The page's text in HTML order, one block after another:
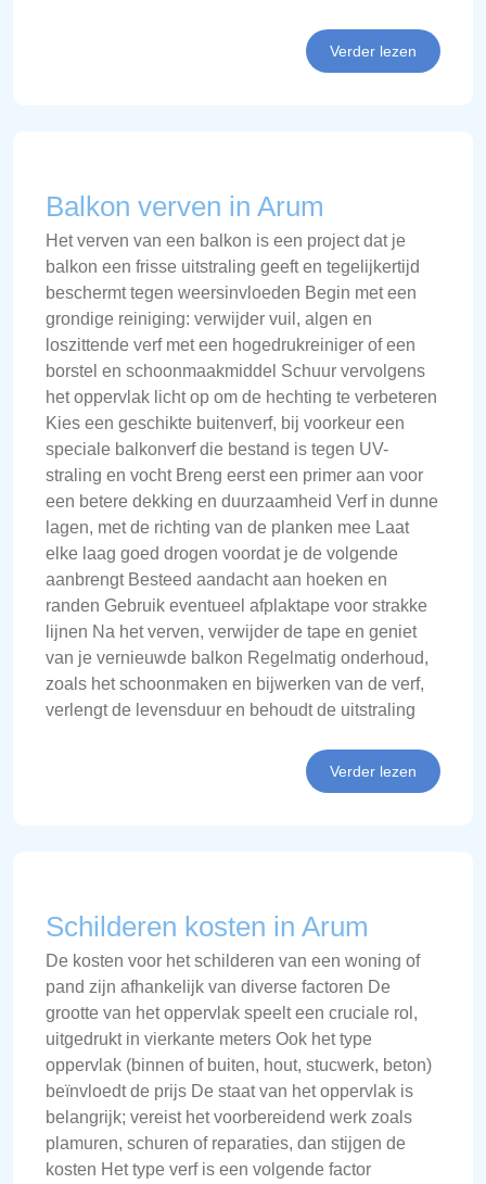
Verder lezen
Balkon verven in Arum
Het verven van een balkon is een project dat je
balkon een frisse uitstraling geeft en tegelijkertijd
beschermt tegen weersinvloeden Begin met een
grondige reiniging: verwijder vuil, algen en
loszittende verf met een hogedrukreiniger of een
borstel en schoonmaakmiddel Schuur vervolgens
het oppervlak licht op om de hechting te verbeteren
Kies een geschikte buitenverf, bij voorkeur een
speciale balkonverf die bestand is tegen UV-
straling en vocht Breng eerst een primer aan voor
een betere dekking en duurzaamheid Verf in dunne
lagen, met de richting van de planken mee Laat
elke laag goed drogen voordat je de volgende
aanbrengt Besteed aandacht aan hoeken en
randen Gebruik eventueel afplaktape voor strakke
lijnen Na het verven, verwijder de tape en geniet
van je vernieuwde balkon Regelmatig onderhoud,
zoals het schoonmaken en bijwerken van de verf,
verlengt de levensduur en behoudt de uitstraling
Verder lezen
Schilderen kosten in Arum
De kosten voor het schilderen van een woning of
pand zijn afhankelijk van diverse factoren De
grootte van het oppervlak speelt een cruciale rol,
uitgedrukt in vierkante meters Ook het type
oppervlak (binnen of buiten, hout, stucwerk, beton)
beïnvloedt de prijs De staat van het oppervlak is
belangrijk; vereist het voorbereidend werk zoals
plamuren, schuren of reparaties, dan stijgen de
kosten Het type verf is een volgende factor